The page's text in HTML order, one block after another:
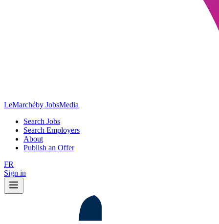
LeMarchéby JobsMedia
Search Jobs
Search Employers
About
Publish an Offer
FR
Sign in